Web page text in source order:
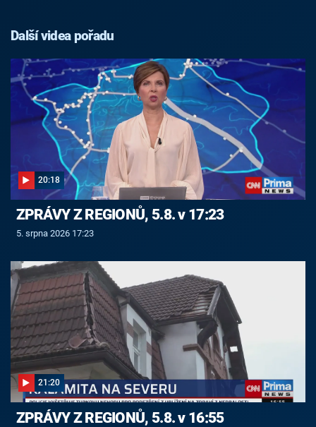
Další videa pořadu
20:18
ZPRÁVY Z REGIONŮ, 5.8. v 17:23
5. srpna 2026 17:23
21:20
ZPRÁVY Z REGIONŮ, 5.8. v 16:55